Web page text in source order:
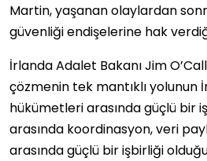
Martin, yaşanan olaylardan
güvenliği endişelerine hak
İrlanda Adalet Bakanı Jim
çözmenin tek mantıklı yolunun
hükümetleri arasında güçlü bir
arasında koordinasyon, veri
arasında güçlü bir işbirliği